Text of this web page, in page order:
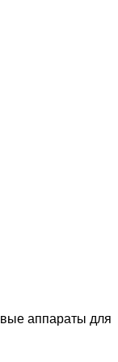
аппараты для